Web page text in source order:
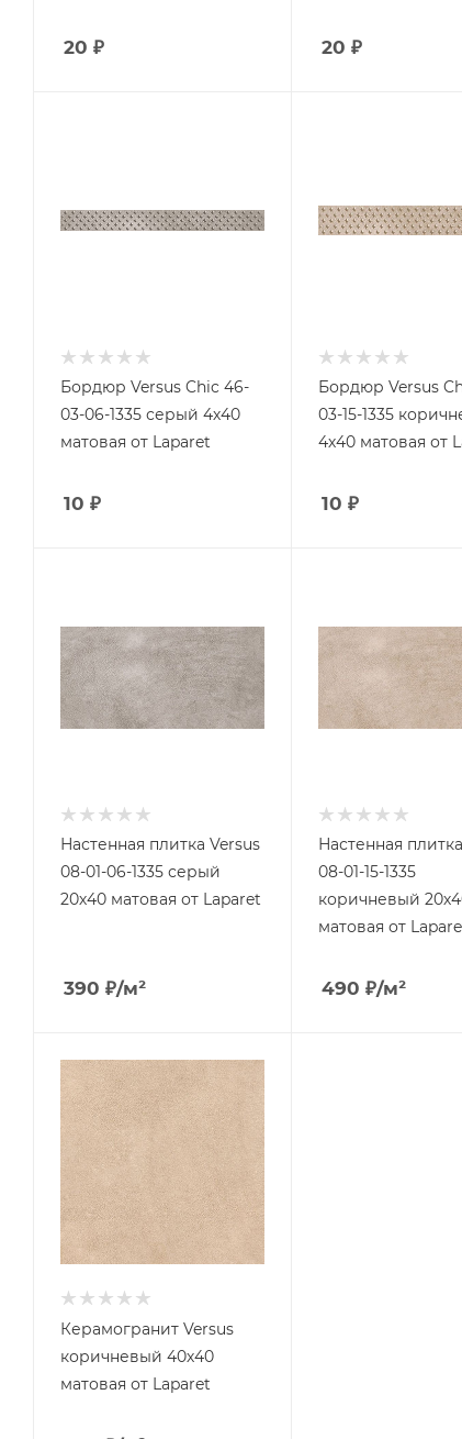
20 ₽ 20 ₽
Бордюр Versus Chic 46-
03-06-1335 серый 4х40
матовая от Laparet
10 ₽
Бордюр Versus
03-15-1335
4х40 матовая от
10 ₽
Настенная плитка Versus
08-01-06-1335 серый
20х40 матовая от Laparet
390 ₽/м²
Настенная
08-01-15-1335
коричневый
матовая от
490 ₽/м²
Керамогранит Versus
коричневый 40х40
матовая от Laparet